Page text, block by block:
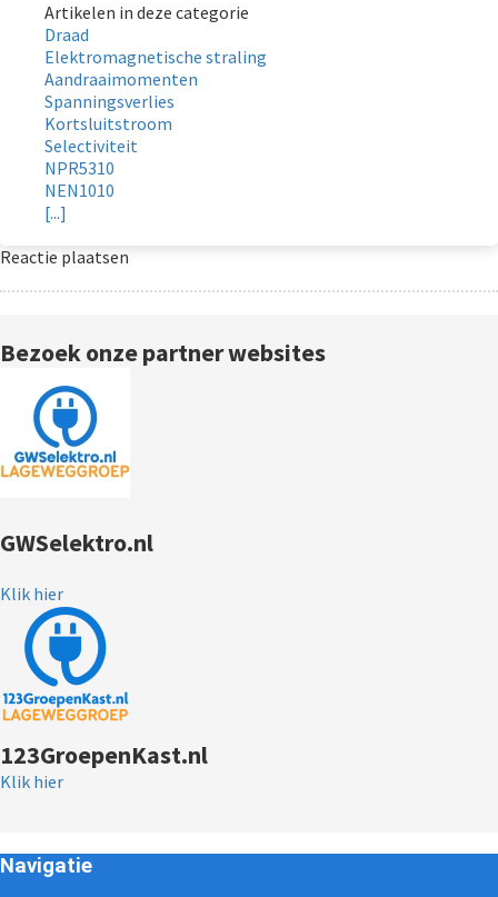
Artikelen in deze categorie
Draad
Elektromagnetische straling
Aandraaimomenten
Spanningsverlies
Kortsluitstroom
Selectiviteit
NPR5310
NEN1010
[...]
Reactie plaatsen
Bezoek onze partner websites
GWSelektro.nl
Klik hier
123GroepenKast.nl
Klik hier
Navigatie